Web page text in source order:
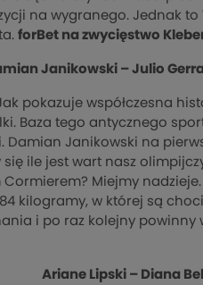
na wygranego. Jednak
forBet na zwycięstwo
Janikowski – Julio
pokazuje współczesna
Baza tego antycznego
Damian Janikowski na
ile jest wart nasz
Miejmy
kilogramy, w której są
i po raz kolejny powinny
Ariane Lipski – Diana